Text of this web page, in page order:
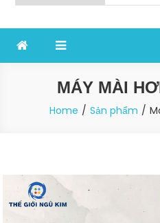
MÁY MÀI
Home Sản phẩm